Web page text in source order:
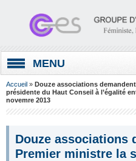
MENU
Accueil » Douze associations
présidente du Haut Conseil à l’égalité
novemre 2013
Douze associations
Premier ministre la